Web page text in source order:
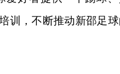
训，不断推动新邵足